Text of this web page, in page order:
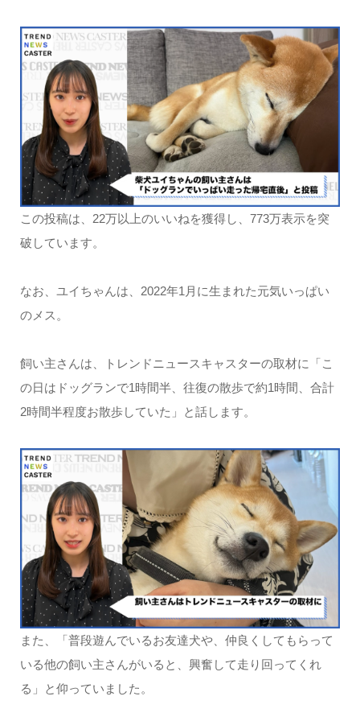
この投稿は、22万以上のいいねを獲得し、773万表示を突
破しています。
なお、ユイちゃんは、2022年1月に生まれた元気いっぱい
のメス。
飼い主さんは、トレンドニュースキャスターの取材に「こ
の日はドッグランで1時間半、往復の散歩で約1時間、合計
2時間半程度お散歩していた」と話します。
また、「普段遊んでいるお友達犬や、仲良くしてもらって
いる他の飼い主さんがいると、興奮して走り回ってくれ
る」と仰っていました。